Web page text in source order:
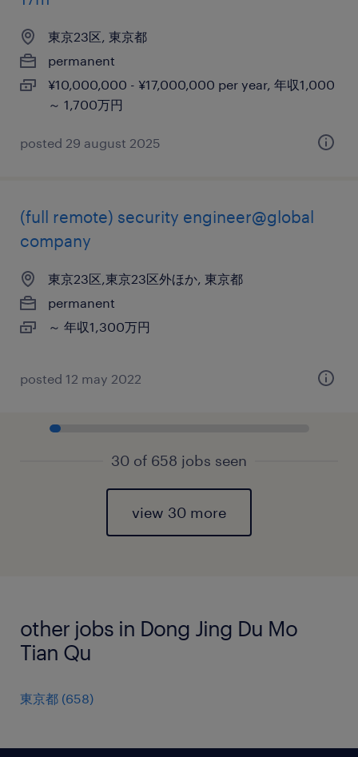
東京23区, 東京都
permanent
¥10,000,000 - ¥17,000,000 per year, 年収1,000
～ 1,700万円
posted 29 august 2025
(full remote) security engineer@global
company
東京23区,東京23区外ほか, 東京都
permanent
～ 年収1,300万円
posted 12 may 2022
30 of 658 jobs seen
view 30 more
other jobs in Dong Jing Du Mo
Tian Qu
東京都 (658)